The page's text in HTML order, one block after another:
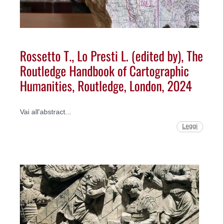
Rossetto T., Lo Presti L. (edited by), The
Routledge Handbook of Cartographic
Humanities, Routledge, London, 2024
Vai all'abstract...
Leggi